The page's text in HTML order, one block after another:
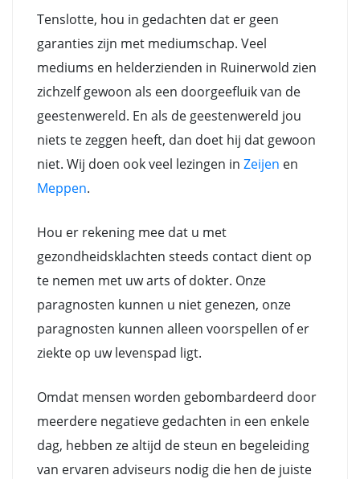
Tenslotte, hou in gedachten dat er geen
garanties zijn met mediumschap. Veel
mediums en helderzienden in Ruinerwold zien
zichzelf gewoon als een doorgeefluik van de
geestenwereld. En als de geestenwereld jou
niets te zeggen heeft, dan doet hij dat gewoon
niet. Wij doen ook veel lezingen in Zeijen en
Meppen.
Hou er rekening mee dat u met
gezondheidsklachten steeds contact dient op
te nemen met uw arts of dokter. Onze
paragnosten kunnen u niet genezen, onze
paragnosten kunnen alleen voorspellen of er
ziekte op uw levenspad ligt.
Omdat mensen worden gebombardeerd door
meerdere negatieve gedachten in een enkele
dag, hebben ze altijd de steun en begeleiding
van ervaren adviseurs nodig die hen de juiste